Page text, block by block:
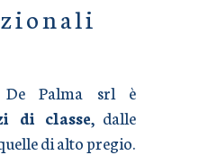
De Palma srl è
di classe, dalle
di alto pregio.